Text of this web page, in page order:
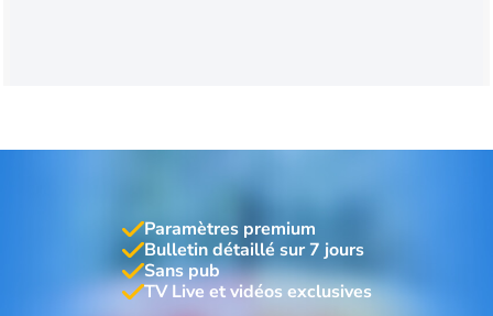
Paramètres premium
Bulletin détaillé sur 7 jours
Sans pub
TV Live et vidéos exclusives